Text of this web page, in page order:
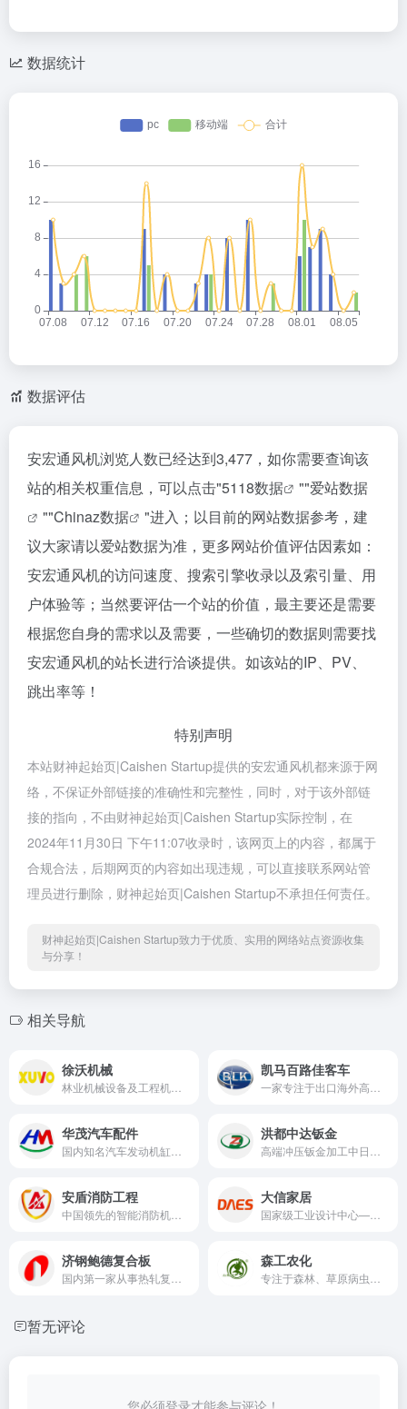
数据统计
数据评估
安宏通风机浏览人数已经达到3,477，如你需要查询该
站的相关权重信息，可以点击"5118数据 ""爱站数据
""Chinaz数据
"进入；以目前的网站数据参考，建
议大家请以爱站数据为准，更多网站价值评估因素如：
安宏通风机的访问速度、搜索引擎收录以及索引量、用
户体验等；当然要评估一个站的价值，最主要还是需要
根据您自身的需求以及需要，一些确切的数据则需要找
安宏通风机的站长进行洽谈提供。如该站的IP、PV、
跳出率等！
特别声明
本站财神起始页|Caishen Startup提供的安宏通风机都来源于网
络，不保证外部链接的准确性和完整性，同时，对于该外部链
接的指向，不由财神起始页|Caishen Startup实际控制，在
2024年11月30日 下午11:07收录时，该网页上的内容，都属于
合规合法，后期网页的内容如出现违规，可以直接联系网站管
理员进行删除，财神起始页|Caishen Startup不承担任何责任。
财神起始页|Caishen Startup致力于优质、实用的网络站点资源收集
与分享！
相关导航
徐沃机械 凯马百路佳客车
华茂汽车配件 洪都中达钣金
安盾消防工程 大信家居
济钢鲍德复合板 森工农化
暂无评论
您必须登录才能参与评论！